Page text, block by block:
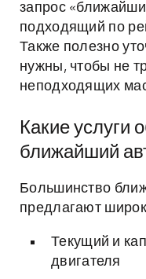
запрос
подходящий по
Также полезно
нужны, чтобы не
неподходящих
Какие услуги
ближайший
Большинство
предлагают
Текущий и
двигателя